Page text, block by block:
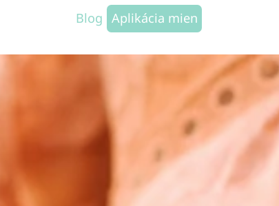
Blog Aplikácia mien